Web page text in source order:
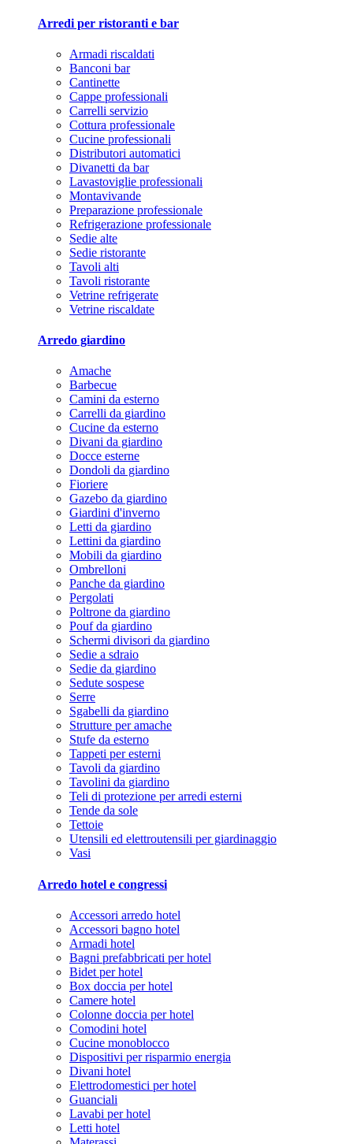
Arredi per ristoranti e bar
Armadi riscaldati
Banconi bar
Cantinette
Cappe professionali
Carrelli servizio
Cottura professionale
Cucine professionali
Distributori automatici
Divanetti da bar
Lavastoviglie professionali
Montavivande
Preparazione professionale
Refrigerazione professionale
Sedie alte
Sedie ristorante
Tavoli alti
Tavoli ristorante
Vetrine refrigerate
Vetrine riscaldate
Arredo giardino
Amache
Barbecue
Camini da esterno
Carrelli da giardino
Cucine da esterno
Divani da giardino
Docce esterne
Dondoli da giardino
Fioriere
Gazebo da giardino
Giardini d'inverno
Letti da giardino
Lettini da giardino
Mobili da giardino
Ombrelloni
Panche da giardino
Pergolati
Poltrone da giardino
Pouf da giardino
Schermi divisori da giardino
Sedie a sdraio
Sedie da giardino
Sedute sospese
Serre
Sgabelli da giardino
Strutture per amache
Stufe da esterno
Tappeti per esterni
Tavoli da giardino
Tavolini da giardino
Teli di protezione per arredi esterni
Tende da sole
Tettoie
Utensili ed elettroutensili per giardinaggio
Vasi
Arredo hotel e congressi
Accessori arredo hotel
Accessori bagno hotel
Armadi hotel
Bagni prefabbricati per hotel
Bidet per hotel
Box doccia per hotel
Camere hotel
Colonne doccia per hotel
Comodini hotel
Cucine monoblocco
Dispositivi per risparmio energia
Divani hotel
Elettrodomestici per hotel
Guanciali
Lavabi per hotel
Letti hotel